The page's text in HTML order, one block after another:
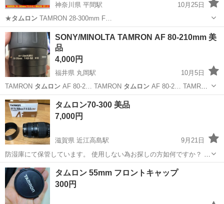
神奈川県 平間駅
10月25日
★タムロンTAMRON 28-300mm F…
神奈川 川崎市
SONY/MINOLTA TAMRON AF 80-210mm 美
品
4,000円
福井県 丸岡駅
10月5日
TAMRON タムロン AF 80-2… TAMRON タムロンAF 80-2… TAMRON
#タムロン#Sony #…
福井 坂井市 カメラ コニカミノルタ
タムロン70-300 美品
7,000円
滋賀県 近江高島駅
9月21日
防湿庫にて保管しています。 使用しない為お探しの方如何ですか？ 使
用頻度も少ないので美品だと思いますが新品ではありませんので了承
ください。 ニコンFマウントになります。
滋賀 高島市 タムロン
タムロン 55mm フロントキャップ
300円